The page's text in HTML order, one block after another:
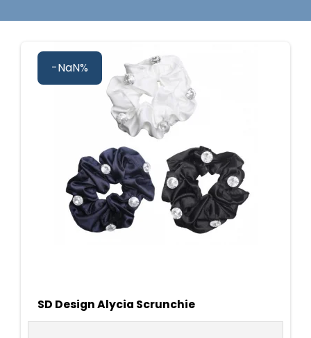
-NaN%
SD Design Alycia Scrunchie